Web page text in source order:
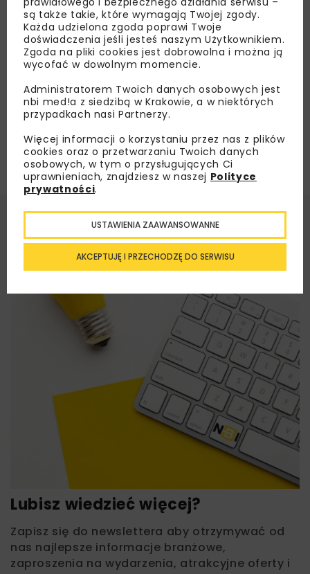
umowa podpisana
Załaduj więcej...
Lubisz wiedzieć więcej?
Zapisz się do newslettera aby otrzymywać od
nas najlepsze informacje branżowe,
zaproszenia na wydarzenia, atrakcyjne oferty i
są także takie, które wymagają Twojej zgody.
Każda udzielona zgoda poprawi Twoje
doświadczenia jeśli jesteś naszym Użytkownikiem.
Zgoda na pliki cookies jest dobrowolna i można ją
wycofać w dowolnym momencie.
Administratorem Twoich danych osobowych jest
nbi med!a z siedzibą w Krakowie, a w niektórych
przypadkach nasi Partnerzy.
Więcej informacji o korzystaniu przez nas z plików
cookies oraz o przetwarzaniu Twoich danych
osobowych, w tym o przysługujących Ci
uprawnieniach, znajdziesz w naszej Polityce
prywatności.
AKCEPTUJĘ I PRZECHODZĘ DO SERWISU
USTAWIENIA ZAAWANSOWANNE